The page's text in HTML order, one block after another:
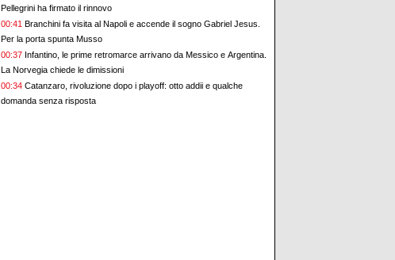
Pellegrini ha firmato il rinnovo
00:41 Branchini fa visita al Napoli e accende il sogno Gabriel Jesus.
Per la porta spunta Musso
00:37 Infantino, le prime retromarce arrivano da Messico e Argentina.
La Norvegia chiede le dimissioni
00:34 Catanzaro, rivoluzione dopo i playoff: otto addii e qualche
domanda senza risposta